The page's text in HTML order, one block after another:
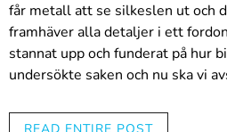
Billackens inverkan på miljön är
förstå den i sin helhet måste vi
hamna i miljön. Detta händer
hälls ner i avloppet eller lämnas i
får metall att se silkeslen ut och
framhäver alla detaljer i ett
stannat upp och funderat på hur
undersökte saken och nu ska vi